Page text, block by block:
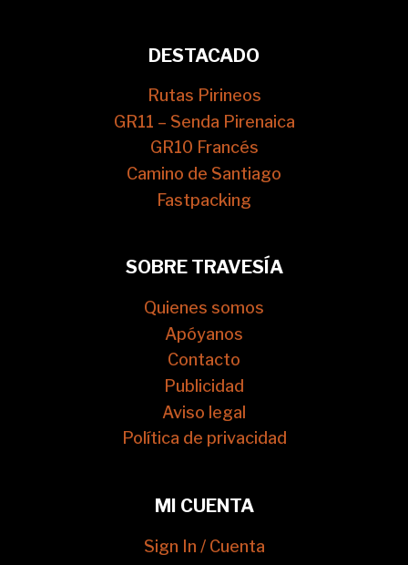
DESTACADO
Rutas Pirineos
GR11 – Senda Pirenaica
GR10 Francés
Camino de Santiago
Fastpacking
SOBRE TRAVESÍA
Quienes somos
Apóyanos
Contacto
Publicidad
Aviso legal
Política de privacidad
MI CUENTA
Sign In / Cuenta